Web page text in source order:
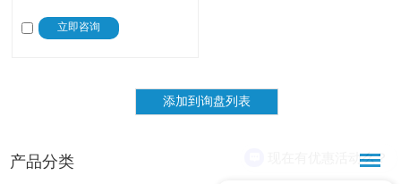
统无缝集成，以增强信号指示能
立即咨询
产品分类 现在有优惠活动么？